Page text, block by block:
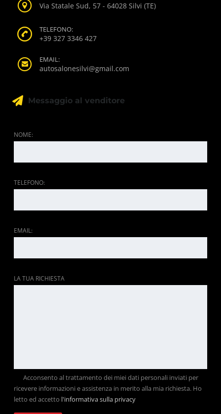
Via Statale Sud, 57 - 64028 Silvi (TE)
TELEFONO:
+39 327 3346 427
EMAIL:
autosalonesilvi@gmail.com
Messaggio al venditore
NOME:
TELEFONO:
EMAIL:
LA TUA RICHIESTA
Acconsento al trattamento dei miei dati personali inviati per
ricevere informazioni e assistenza in merito alla mia richiesta. Ho
letto ed accetto l'informativa sulla privacy